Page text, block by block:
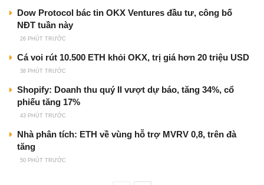
Dow Protocol bác tin OKX Ventures đầu tư, công bố
NĐT tuần này
26 PHÚT TRƯỚC
Cá voi rút 10.500 ETH khỏi OKX, trị giá hơn 20 triệu USD
38 PHÚT TRƯỚC
Shopify: Doanh thu quý II vượt dự báo, tăng 34%, cổ
phiếu tăng 17%
43 PHÚT TRƯỚC
Nhà phân tích: ETH về vùng hỗ trợ MVRV 0,8, trên đà
tăng
50 PHÚT TRƯỚC